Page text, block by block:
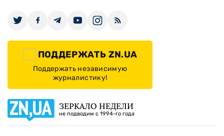
ПОДДЕРЖАТЬ ZN.UA
Поддержать независимую
журналистику!
ЗЕРКАЛО НЕДЕЛИ
не подводим с 1994-го года